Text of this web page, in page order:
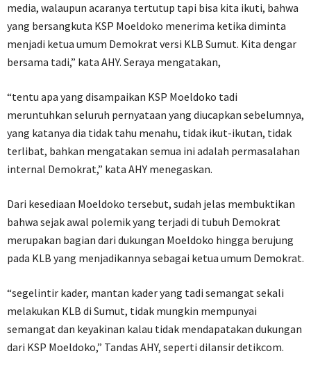
media, walaupun acaranya tertutup tapi bisa kita ikuti, bahwa
yang bersangkuta KSP Moeldoko menerima ketika diminta
menjadi ketua umum Demokrat versi KLB Sumut. Kita dengar
bersama tadi,” kata AHY. Seraya mengatakan,
“tentu apa yang disampaikan KSP Moeldoko tadi
meruntuhkan seluruh pernyataan yang diucapkan sebelumnya,
yang katanya dia tidak tahu menahu, tidak ikut-ikutan, tidak
terlibat, bahkan mengatakan semua ini adalah permasalahan
internal Demokrat,” kata AHY menegaskan.
Dari kesediaan Moeldoko tersebut, sudah jelas membuktikan
bahwa sejak awal polemik yang terjadi di tubuh Demokrat
merupakan bagian dari dukungan Moeldoko hingga berujung
pada KLB yang menjadikannya sebagai ketua umum Demokrat.
“segelintir kader, mantan kader yang tadi semangat sekali
melakukan KLB di Sumut, tidak mungkin mempunyai
semangat dan keyakinan kalau tidak mendapatakan dukungan
dari KSP Moeldoko,” Tandas AHY, seperti dilansir detikcom.